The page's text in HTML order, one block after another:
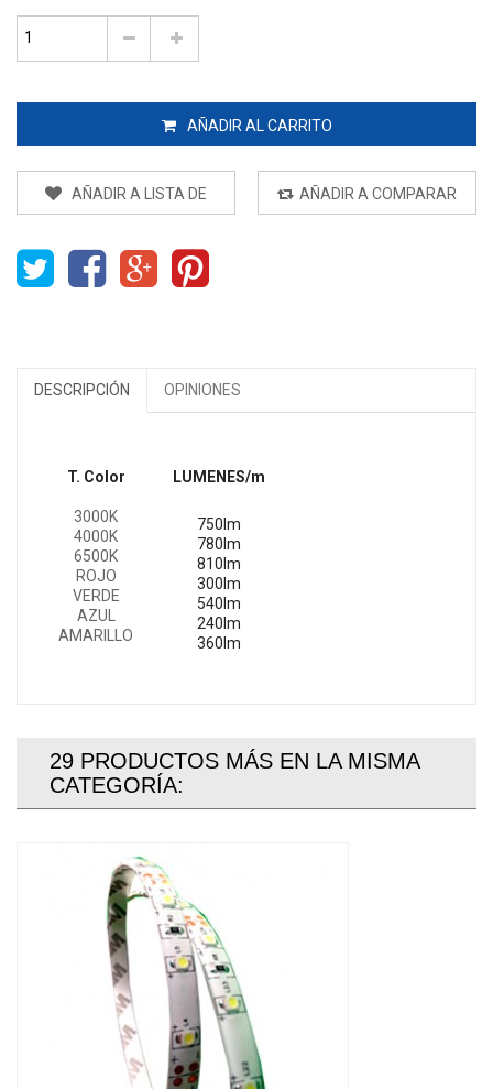
AÑADIR AL CARRITO
AÑADIR A COMPARAR
AÑADIR A LISTA DE
DESCRIPCIÓN OPINIONES
T. Color LUMENES/m
3000K
4000K
6500K
ROJO
VERDE
AZUL
AMARILLO
750lm
780lm
810lm
300lm
540lm
240lm
360lm
29 PRODUCTOS MÁS EN LA MISMA
CATEGORÍA: